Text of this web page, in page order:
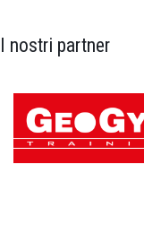
I nostri partner